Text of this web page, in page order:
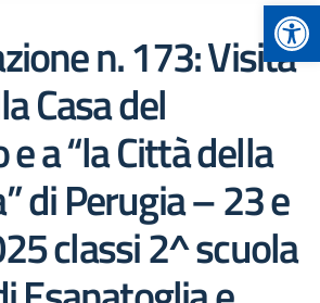
n. 173: Visita
Casa del
a “la Città della
di Perugia – 23 e
classi 2^ scuola